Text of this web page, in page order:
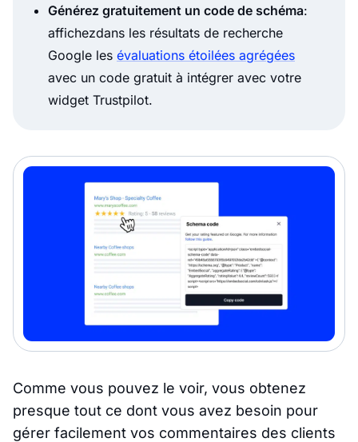
Générez gratuitement un code de schéma:
affichezdans les résultats de recherche
Google les évaluations étoilées agrégées
avec un code gratuit à intégrer avec votre
widget Trustpilot.
Comme vous pouvez le voir, vous obtenez
presque tout ce dont vous avez besoin pour
gérer facilement vos commentaires des clients